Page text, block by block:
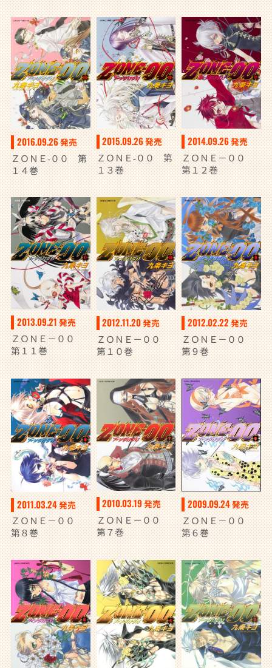
2016.09.26発売
ＺＯＮＥ‐００ 第
１４巻
2015.09.26発売
ＺＯＮＥ‐００ 第
１３巻
2014.09.26発売
ＺＯＮＥ－００
第１２巻
2013.09.21 発売
ＺＯＮＥ－００
第１１巻
2012.11.20発売
ＺＯＮＥ－００
第１０巻
2012.02.22 発売
ＺＯＮＥ－００
第９巻
2011.03.24発売
ＺＯＮＥ－００
第８巻
2010.03.19発売
ＺＯＮＥ－００
第７巻
2009.09.24発売
ＺＯＮＥ－００
第６巻